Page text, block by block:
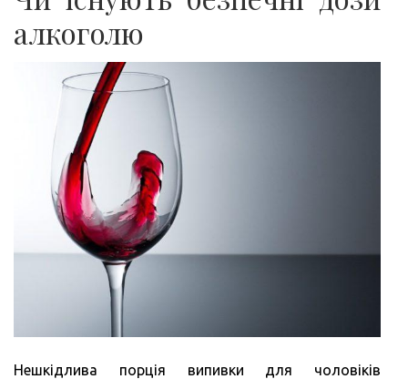
алкоголю
Нешкідлива порція випивки для чоловіків